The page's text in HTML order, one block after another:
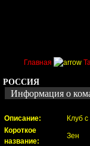
Главная
РОССИЯ
Информация о
Описание:
Клуб
Короткое
название:
Зен